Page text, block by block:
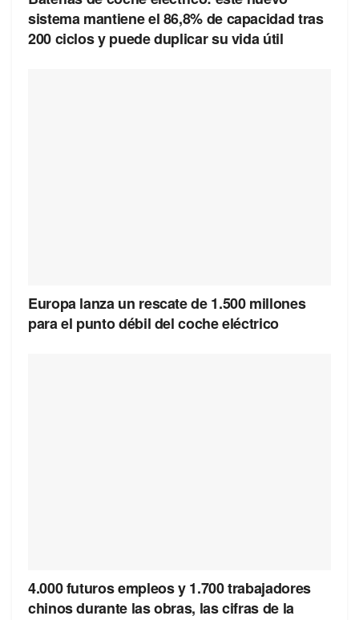
sistema mantiene el 86,8% de capacidad tras
200 ciclos y puede duplicar su vida útil
Europa lanza un rescate de 1.500 millones
para el punto débil del coche eléctrico
4.000 futuros empleos y 1.700 trabajadores
chinos durante las obras, las cifras de la